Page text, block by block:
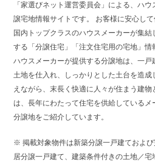
「家選びネット運営委員会」による、ハ
譲宅地情報サイトです。 お客様に安心し
国内トップクラスのハウスメーカーが集
する「分譲住宅」「注文住宅用の宅地」情
ハウスメーカーが提供する分譲地は、一
土地を仕入れ、しっかりとした土台を造
えながら、末長く快適に人々が住まう建
は、長年にわたって住宅を供給している
分譲地をご紹介しています。
※ 掲載対象物件は新築分譲一戸建ておよ
居分譲一戸建て、建築条件付きの土地／宅